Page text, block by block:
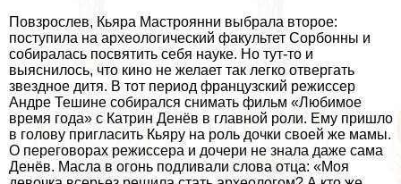
Повзрослев, Кьяра Мастроянни выбрала второе:
поступила на археологический факультет Сорбонны и
собиралась посвятить себя науке. Но тут-то и
выяснилось, что кино не желает так легко отвергать
звездное дитя. В тот период французский режиссер
Андре Тешине собирался снимать фильм «Любимое
время года» с Катрин Денёв в главной роли. Ему пришло
в голову пригласить Кьяру на роль дочки своей же мамы.
О переговорах режиссера и дочери не знала даже сама
Денёв. Масла в огонь подливали слова отца: «Моя